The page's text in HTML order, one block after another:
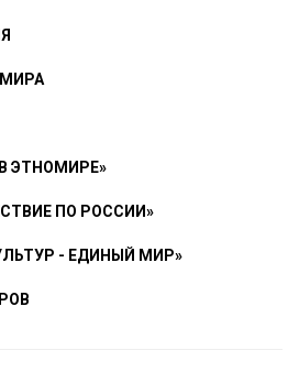
ЭТНОМИРЕ»
ПО РОССИИ»
- ЕДИНЫЙ МИР»